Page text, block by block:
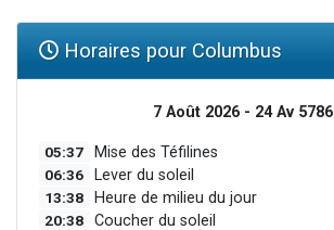
Horaires pour Columbus
7 Août 2026 - 24 Av 5786
05:37 Mise des Téfilines
06:36 Lever du soleil
13:38 Heure de milieu du jour
20:38 Coucher du soleil